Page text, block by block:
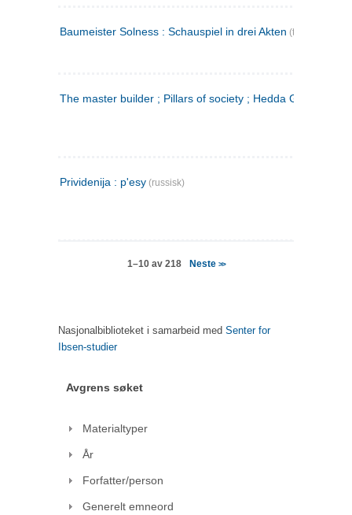
Baumeister Solness : Schauspiel in drei Akten (tysk)
The master builder ; Pillars of society ; Hedda Gabler
Prividenija : p'esy (russisk)
1–10 av 218 Neste >>
Nasjonalbiblioteket i samarbeid med Senter for
Ibsen-studier
Avgrens søket
Materialtyper
År
Forfatter/person
Generelt emneord